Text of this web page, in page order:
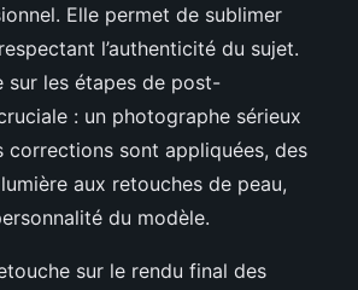
Elle permet de sublimer
l’authenticité du sujet.
sur les étapes de post-
: un photographe sérieux
corrections sont appliquées, des
aux retouches de peau,
du modèle.
sur le rendu final des